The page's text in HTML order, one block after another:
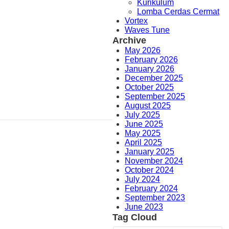
Kurikulum
Lomba Cerdas Cermat
Vortex
Waves Tune
Archive
May 2026
February 2026
January 2026
December 2025
October 2025
September 2025
August 2025
July 2025
June 2025
May 2025
April 2025
January 2025
November 2024
October 2024
July 2024
February 2024
September 2023
June 2023
Tag Cloud